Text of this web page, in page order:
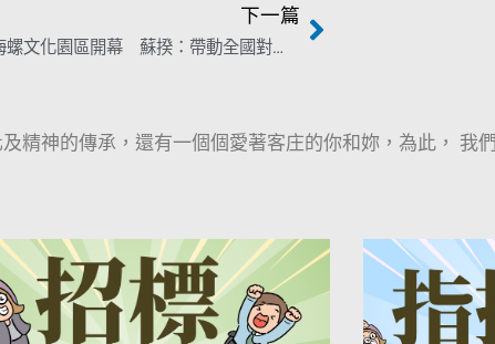
下一篇
出席永安海螺文化園區開幕 蘇揆：帶動全國對各族群尊重及文化保存
精神的傳承，還有一個個愛著客庄的你和妳，為此， 我